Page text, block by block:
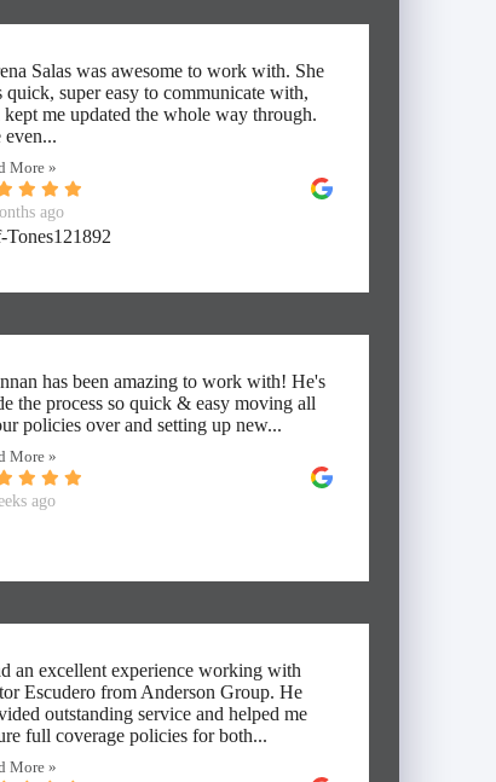
Salas was awesome to work with. She
quick, super easy to communicate with,
kept me updated the whole way through.
even...
More »
ago
Tones121892
has been amazing to work with! He's
the process so quick & easy moving all
policies over and setting up new...
More »
ago
an excellent experience working with
Escudero from Anderson Group. He
outstanding service and helped me
full coverage policies for both...
More »